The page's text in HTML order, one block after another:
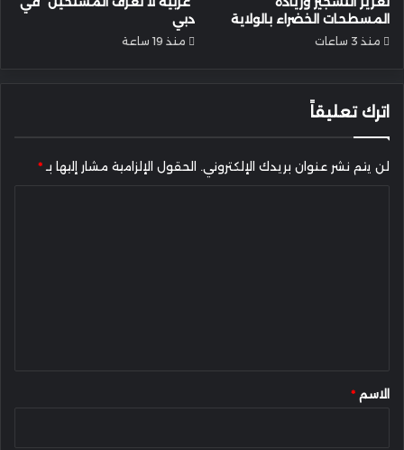
المسطحات الخضراء بالولاية
منذ 3 ساعات
دبي
منذ 19 ساعة
اترك تعليقاً
لن يتم نشر عنوان بريدك الإلكتروني. الحقول الإلزامية مشار إليها بـ *
*الاسم *